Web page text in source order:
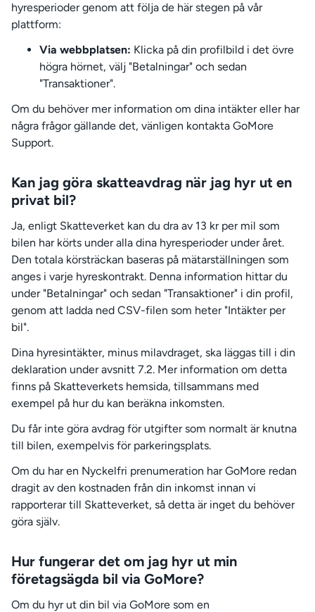
hyresperioder genom att följa de här stegen på vår
plattform:
Via webbplatsen: Klicka på din profilbild i det övre
högra hörnet, välj "Betalningar" och sedan
"Transaktioner".
Om du behöver mer information om dina intäkter eller har
några frågor gällande det, vänligen kontakta GoMore
Support.
Kan jag göra skatteavdrag när jag hyr ut en
privat bil?
Ja, enligt Skatteverket kan du dra av 13 kr per mil som
bilen har körts under alla dina hyresperioder under året.
Den totala körsträckan baseras på mätarställningen som
anges i varje hyreskontrakt. Denna information hittar du
under "Betalningar" och sedan "Transaktioner" i din profil,
genom att ladda ned CSV-filen som heter "Intäkter per
bil".
Dina hyresintäkter, minus milavdraget, ska läggas till i din
deklaration under avsnitt 7.2. Mer information om detta
finns på Skatteverkets hemsida, tillsammans med
exempel på hur du kan beräkna inkomsten.
Du får inte göra avdrag för utgifter som normalt är knutna
till bilen, exempelvis för parkeringsplats.
Om du har en Nyckelfri prenumeration har GoMore redan
dragit av den kostnaden från din inkomst innan vi
rapporterar till Skatteverket, så detta är inget du behöver
göra själv.
Hur fungerar det om jag hyr ut min
företagsägda bil via GoMore?
Om du hyr ut din bil via GoMore som en